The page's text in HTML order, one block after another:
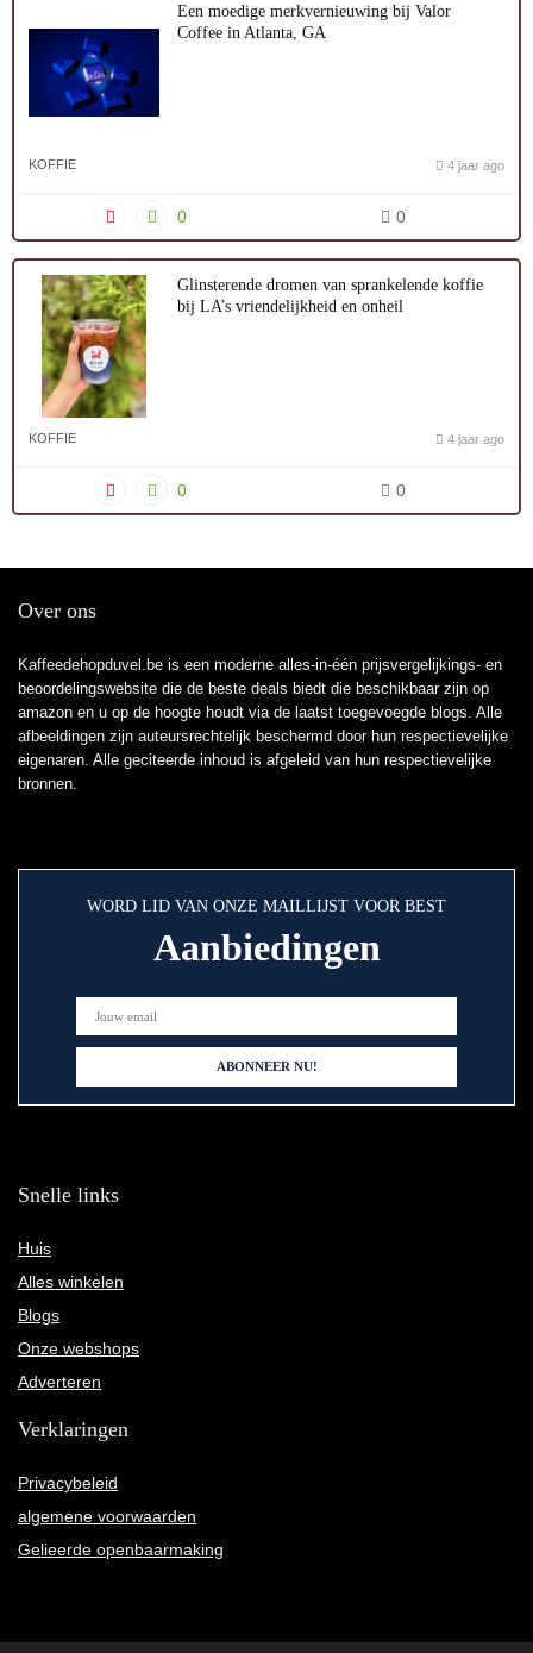
Een moedige merkvernieuwing bij Valor
Coffee in Atlanta, GA
KOFFIE 4 jaar ago
0 0
Glinsterende dromen van sprankelende koffie
bij LA’s vriendelijkheid en onheil
KOFFIE 4 jaar ago
0 0
Over ons
Kaffeedehopduvel.be is een moderne alles-in-één prijsvergelijkings- en
beoordelingswebsite die de beste deals biedt die beschikbaar zijn op
amazon en u op de hoogte houdt via de laatst toegevoegde blogs. Alle
afbeeldingen zijn auteursrechtelijk beschermd door hun respectievelijke
eigenaren. Alle geciteerde inhoud is afgeleid van hun respectievelijke
bronnen.
WORD LID VAN ONZE MAILLIJST VOOR BEST
Aanbiedingen
Snelle links
Huis
Alles winkelen
Blogs
Onze webshops
Adverteren
Verklaringen
Privacybeleid
algemene voorwaarden
Gelieerde openbaarmaking